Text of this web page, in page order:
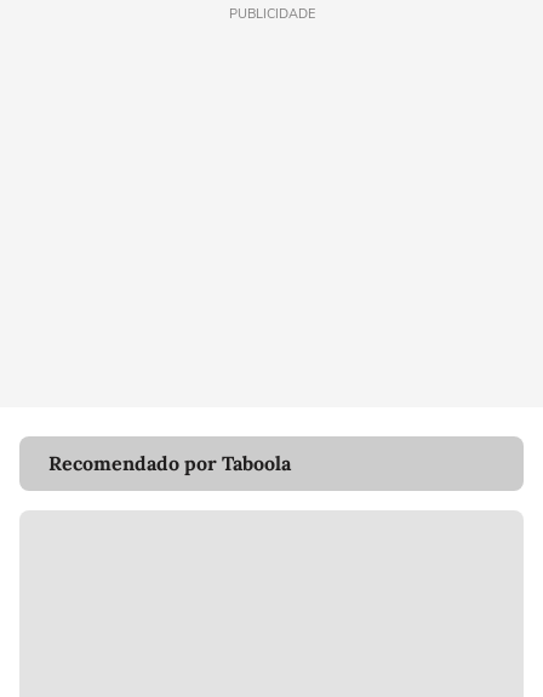
PUBLICIDADE
Recomendado por Taboola